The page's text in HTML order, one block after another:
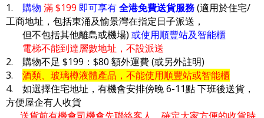
1. 購物 滿 $199 即可享有全港免費送貨服務(適用於住宅/
工商地址，包括東涌及愉景灣在指定日子派送，
但不包括其他離島或機場) 或使用順豐站及智能櫃
電梯不能到達層數地址，不設派送
2. 購物不足 $199：$80 額外運費 (或另外註明)
3. 酒類、玻璃樽液體產品，不能使用順豐站或智能櫃
4. 如選擇住宅地址，有機會安排傍晚 6-11點 下班後送貨，
方便屋企有人收貨